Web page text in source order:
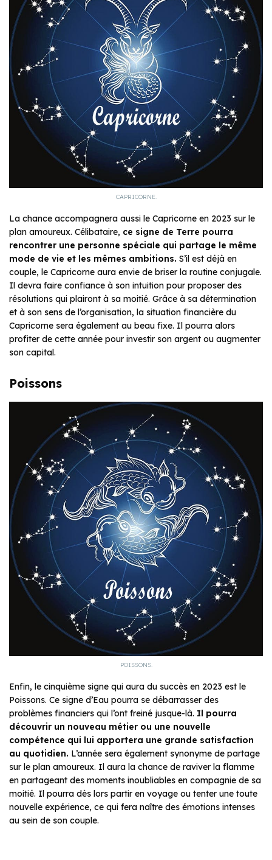
CAPRICORNE.
La chance accompagnera aussi le Capricorne en 2023 sur le
plan amoureux. Célibataire, ce signe de Terre pourra
rencontrer une personne spéciale qui partage le même
mode de vie et les mêmes ambitions. S’il est déjà en
couple, le Capricorne aura envie de briser la routine conjugale.
Il devra faire confiance à son intuition pour proposer des
résolutions qui plairont à sa moitié. Grâce à sa détermination
et à son sens de l’organisation, la situation financière du
Capricorne sera également au beau fixe. Il pourra alors
profiter de cette année pour investir son argent ou augmenter
son capital.
Poissons
POISSONS.
Enfin, le cinquième signe qui aura du succès en 2023 est le
Poissons. Ce signe d’Eau pourra se débarrasser des
problèmes financiers qui l’ont freiné jusque-là. Il pourra
découvrir un nouveau métier ou une nouvelle
compétence qui lui apportera une grande satisfaction
au quotidien. L’année sera également synonyme de partage
sur le plan amoureux. Il aura la chance de raviver la flamme
en partageant des moments inoubliables en compagnie de sa
moitié. Il pourra dès lors partir en voyage ou tenter une toute
nouvelle expérience, ce qui fera naître des émotions intenses
au sein de son couple.